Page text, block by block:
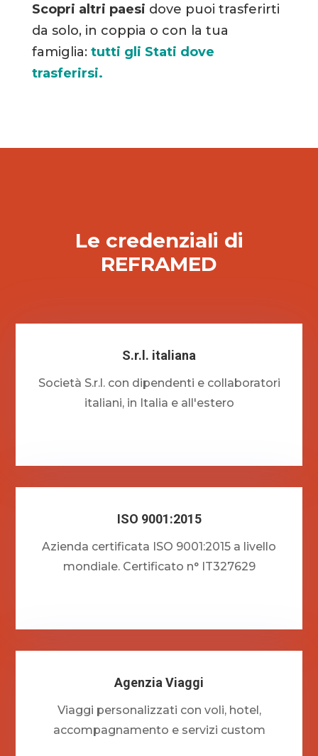
Scopri altri paesi dove puoi trasferirti
da solo, in coppia o con la tua
famiglia: tutti gli Stati dove
trasferirsi.
Le credenziali di
REFRAMED
S.r.l. italiana
Società S.r.l. con dipendenti e collaboratori
italiani, in Italia e all'estero
ISO 9001:2015
Azienda certificata ISO 9001:2015 a livello
mondiale. Certificato n° IT327629
Agenzia Viaggi
Viaggi personalizzati con voli, hotel,
accompagnamento e servizi custom